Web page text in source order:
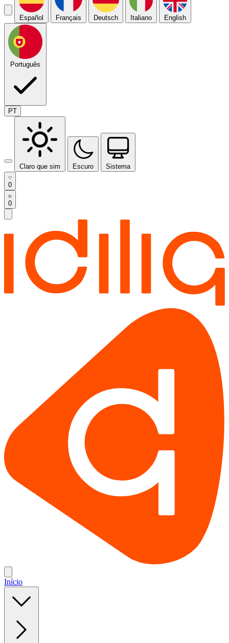
Español Français Deutsch Italiano English
Português
PT
Claro que sim Escuro Sistema
0
0
Início